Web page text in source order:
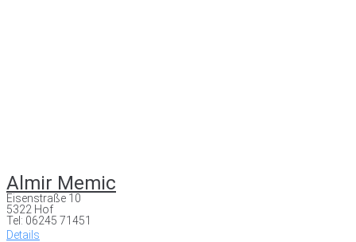
Almir Memic
Eisenstraße 10
5322 Hof
Tel: 06245 71451
Details